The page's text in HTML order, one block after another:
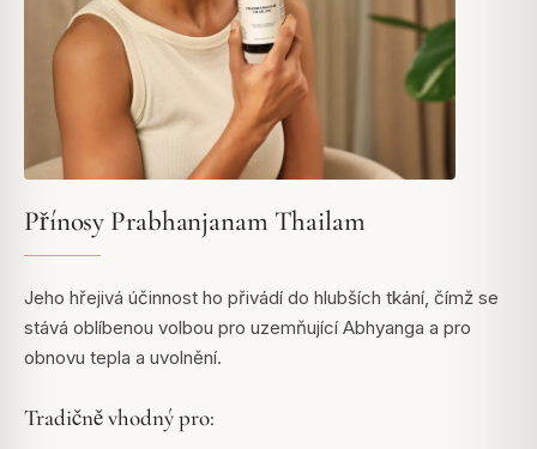
Přínosy Prabhanjanam Thailam
Jeho hřejivá účinnost ho přivádí do hlubších tkání, čímž se
stává oblíbenou volbou pro uzemňující Abhyanga a pro
obnovu tepla a uvolnění.
Tradičně vhodný pro: